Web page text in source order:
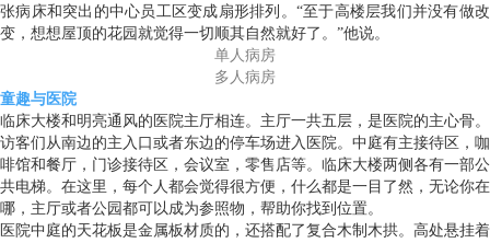
张病床和突出的中心员工区变成扇形排列。“至于高楼层我们并没有做改
变，想想屋顶的花园就觉得一切顺其自然就好了。”他说。
单人病房
多人病房
童趣与医院
临床大楼和明亮通风的医院主厅相连。主厅一共五层，是医院的主心骨。
访客们从南边的主入口或者东边的停车场进入医院。中庭有主接待区，咖
啡馆和餐厅，门诊接待区，会议室，零售店等。临床大楼两侧各有一部公
共电梯。在这里，每个人都会觉得很方便，什么都是一目了然，无论你在
哪，主厅或者公园都可以成为参照物，帮助你找到位置。
医院中庭的天花板是金属板材质的，还搭配了复合木制木拱。高处悬挂着